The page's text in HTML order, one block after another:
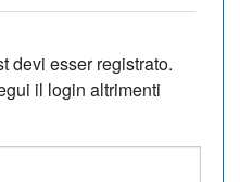
devi esser registrato.
il login altrimenti